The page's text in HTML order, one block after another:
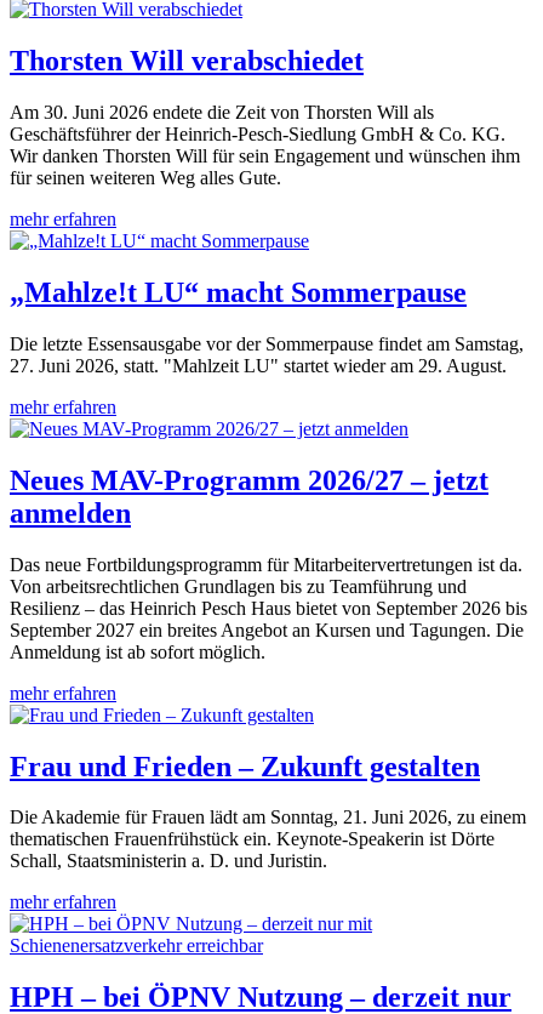
Thorsten Will verabschiedet
Am 30. Juni 2026 endete die Zeit von Thorsten Will als
Geschäftsführer der Heinrich-Pesch-Siedlung GmbH & Co. KG.
Wir danken Thorsten Will für sein Engagement und wünschen ihm
für seinen weiteren Weg alles Gute.
mehr erfahren
„Mahlze!t LU“ macht Sommerpause
Die letzte Essensausgabe vor der Sommerpause findet am Samstag,
27. Juni 2026, statt. "Mahlzeit LU" startet wieder am 29. August.
mehr erfahren
Neues MAV-Programm 2026/27 – jetzt
anmelden
Das neue Fortbildungsprogramm für Mitarbeitervertretungen ist da.
Von arbeitsrechtlichen Grundlagen bis zu Teamführung und
Resilienz – das Heinrich Pesch Haus bietet von September 2026 bis
September 2027 ein breites Angebot an Kursen und Tagungen. Die
Anmeldung ist ab sofort möglich.
mehr erfahren
Frau und Frieden – Zukunft gestalten
Die Akademie für Frauen lädt am Sonntag, 21. Juni 2026, zu einem
thematischen Frauenfrühstück ein. Keynote-Speakerin ist Dörte
Schall, Staatsministerin a. D. und Juristin.
mehr erfahren
HPH – bei ÖPNV Nutzung – derzeit nur